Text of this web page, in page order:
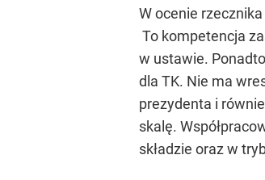
W ocenie
To kompetencja
w ustawie.
dla TK. Nie ma
prezydenta i
skalę.
składzie oraz w